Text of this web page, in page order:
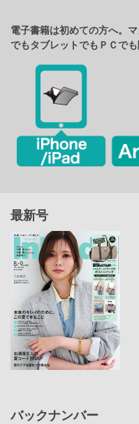
電子書籍は初めての方へ。
でもタブレットでもＰＣでも
最新号
バックナンバー